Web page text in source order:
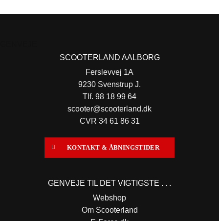
SCOOTERLAND AALBORG
Ferslevvej 1A
9230 Svenstrup J.
Tlf. 98 18 99 64
scooter@scooterland.dk
CVR 34 61 86 31
KONTAKT & ÅBNINGSTIDER
GENVEJE TIL DET VIGTIGSTE . . .
Webshop
Om Scooterland